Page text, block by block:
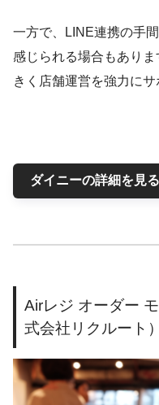
一方で、LINE連携の手
感じられる場合もあり
きく店舗運営を強力にサ
ダイニーの詳細を見る
Airレジ オーダー
式会社リクルート）